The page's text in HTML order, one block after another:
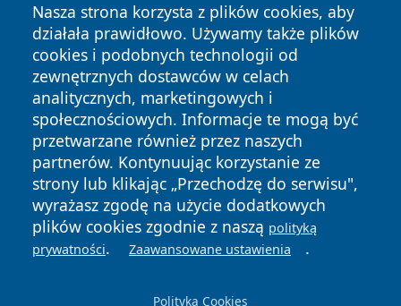
Nasza strona korzysta z plików cookies, aby
działała prawidłowo. Używamy także plików
cookies i podobnych technologii od
zewnętrznych dostawców w celach
analitycznych, marketingowych i
społecznościowych. Informacje te mogą być
przetwarzane również przez naszych
partnerów. Kontynuując korzystanie ze
strony lub klikając „Przechodzę do serwisu",
wyrażasz zgodę na użycie dodatkowych
plików cookies zgodnie z naszą polityką
prywatności. Zaawansowane ustawienia .
Polityka Cookies
Copyright © 2026 tarnowskie24.pl Wszystkie prawa
zastrzeżone.
News Autorzy
Polityka
Prywatności
Polityka
Cookies